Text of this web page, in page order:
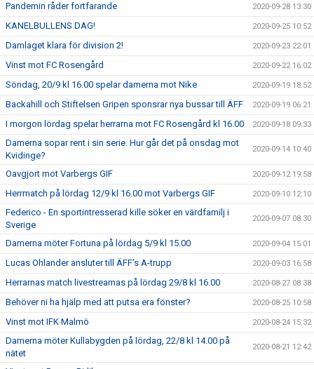
Pandemin råder fortfarande 2020-09-28 13:30
KANELBULLENS DAG! 2020-09-25 10:52
Damlaget klara för division 2! 2020-09-23 22:01
Vinst mot FC Rosengård 2020-09-22 16:02
Söndag, 20/9 kl 16.00 spelar damerna mot Nike 2020-09-19 18:52
Backahill och Stiftelsen Gripen sponsrar nya bussar till ÄFF 2020-09-19 06:21
I morgon lördag spelar herrarna mot FC Rosengård kl 16.00 2020-09-18 09:33
Damerna sopar rent i sin serie. Hur går det på onsdag mot
Kvidinge?
2020-09-14 10:40
Oavgjort mot Varbergs GIF 2020-09-12 19:58
Herrmatch på lördag 12/9 kl 16.00 mot Varbergs GIF 2020-09-10 12:10
Federico - En sportintresserad kille söker en värdfamilj i
Sverige
2020-09-07 08:30
Damerna möter Fortuna på lördag 5/9 kl 15.00 2020-09-04 15:01
Lucas Ohlander ansluter till ÄFF’s A-trupp 2020-09-03 16:58
Herrarnas match livestreamas på lördag 29/8 kl 16.00 2020-08-27 08:38
Behöver ni ha hjälp med att putsa era fönster? 2020-08-25 10:58
Vinst mot IFK Malmö 2020-08-24 15:32
Damerna möter Kullabygden på lördag, 22/8 kl 14.00 på
nätet
2020-08-21 12:42